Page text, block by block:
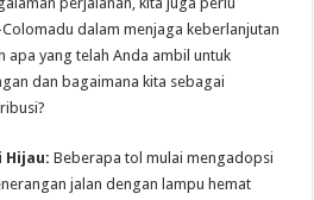
dalam menjaga keberlanjutan
apa yang telah Anda ambil untuk
dan bagaimana kita sebagai
Hijau: Beberapa tol mulai mengadopsi
jalan dengan lampu hemat